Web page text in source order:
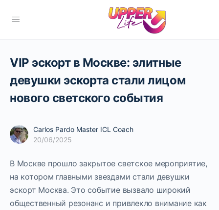
VIP эскорт в Москве: элитные
девушки эскорта стали лицом
нового светского события
Carlos Pardo Master ICL Coach
20/06/2025
В Москве прошло закрытое светское мероприятие,
на котором главными звездами стали девушки
эскорт Москва. Это событие вызвало широкий
общественный резонанс и привлекло внимание как